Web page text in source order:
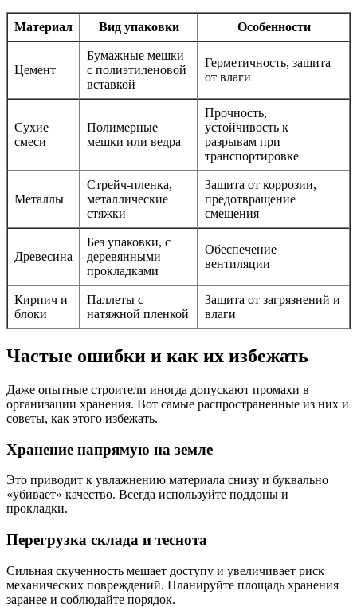
Материал Вид упаковки Особенности
Цемент
Бумажные мешки
с полиэтиленовой
вставкой
Герметичность, защита
от влаги
Сухие
смеси
Полимерные
мешки или ведра
Прочность,
устойчивость к
разрывам при
транспортировке
Металлы
Стрейч-пленка,
металлические
стяжки
Защита от коррозии,
предотвращение
смещения
Древесина
Без упаковки, с
деревянными
прокладками
Обеспечение
вентиляции
Кирпич и
блоки
Паллеты с
натяжной пленкой
Защита от загрязнений и
влаги
Частые ошибки и как их избежать
Даже опытные строители иногда допускают промахи в
организации хранения. Вот самые распространенные из них и
советы, как этого избежать.
Хранение напрямую на земле
Это приводит к увлажнению материала снизу и буквально
«убивает» качество. Всегда используйте поддоны и
прокладки.
Перегрузка склада и теснота
Сильная скученность мешает доступу и увеличивает риск
механических повреждений. Планируйте площадь хранения
заранее и соблюдайте порядок.